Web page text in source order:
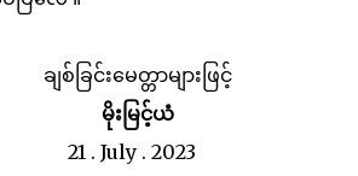
ေတ္တာများဖြင့်
မိုးမြင့်ယံ
. 2023